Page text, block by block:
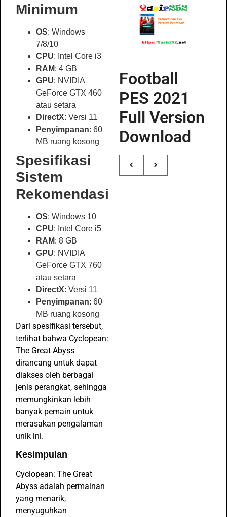
Minimum
OS: Windows
7/8/10
CPU: Intel Core i3
RAM: 4 GB
GPU: NVIDIA
GeForce GTX 460
atau setara
DirectX: Versi 11
Penyimpanan: 60
MB ruang kosong
Spesifikasi
Sistem
Rekomendasi
OS: Windows 10
CPU: Intel Core i5
RAM: 8 GB
GPU: NVIDIA
GeForce GTX 760
atau setara
DirectX: Versi 11
Penyimpanan: 60
MB ruang kosong
Dari spesifikasi tersebut,
terlihat bahwa Cyclopean:
The Great Abyss
dirancang untuk dapat
diakses oleh berbagai
jenis perangkat, sehingga
memungkinkan lebih
banyak pemain untuk
merasakan pengalaman
unik ini.
Kesimpulan
Cyclopean: The Great
Abyss adalah permainan
yang menarik,
menyuguhkan
Football
PES 2021
Full Version
Download